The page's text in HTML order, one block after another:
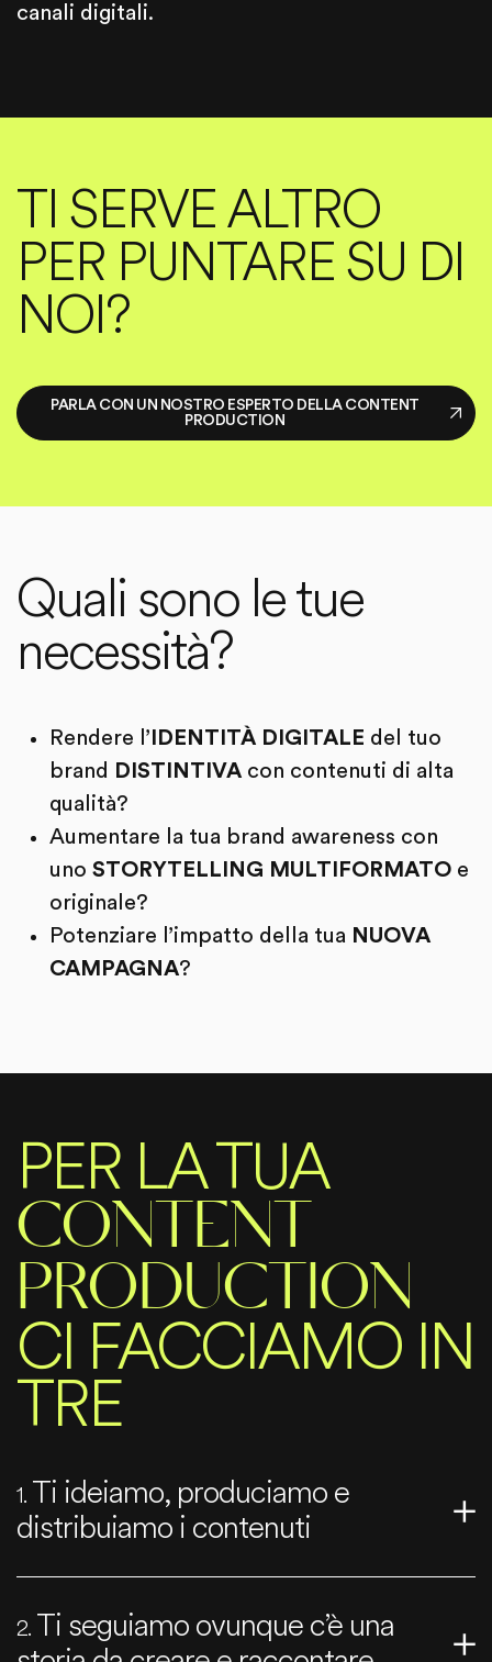
canali digitali.
TI SERVE ALTRO
PER PUNTARE SU DI
NOI?
PARLA CON UN NOSTRO ESPERTO DELLA CONTENT
PRODUCTION
Quali sono le tue
necessità?
Rendere l’ IDENTITÀ DIGITALE del tuo
brand
DISTINTIVA con contenuti di alta
qualità?
Aumentare la tua brand awareness con
uno STORYTELLING MULTIFORMATO e
originale?
Potenziare l’impatto della tua NUOVA
CAMPAGNA?
PER LA TUA
CONTENT
PRODUCTION
CI FACCIAMO IN
TRE
1. Ti ideiamo, produciamo e
distribuiamo i contenuti
2. Ti seguiamo ovunque c’è una